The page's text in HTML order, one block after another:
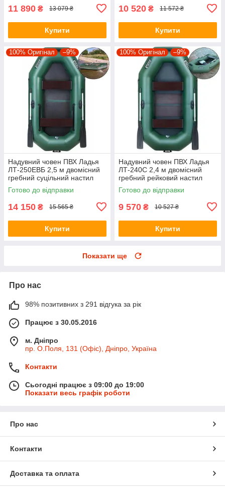
11 890 ₴ 13 079 ₴
Купити
10 520 ₴ 11 572 ₴
Купити
100% Оригінал –9%
Надувний човен ПВХ Ладья
ЛТ-250ЕВБ 2,5 м двомісний
гребний суцільний настил
привальний брус пересувні/
стаціонарні сидіння
Готово до відправки
14 150 ₴ 15 565 ₴
Купити
100% Оригінал –9%
Надувний човен ПВХ Ладья
ЛТ-240С 2,4 м двомісний
гребний рейковий настил
стаціонарні сидіння
Готово до відправки
9 570 ₴ 10 527 ₴
Купити
Показати ще
Про нас
98% позитивних з 291 відгука за рік
Працює з 30.05.2016
м. Дніпро
пр. О.Поля, 131 (Офіс), Дніпро, Україна
Контакти
Сьогодні працює з 09:00 до 19:00
Показати весь графік роботи
Про нас
Контакти
Доставка та оплата